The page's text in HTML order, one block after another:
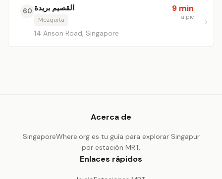
60 القصيم بريدة
Mezquita
14 Anson Road, Singapore
9 min
a pie
Acerca de
SingaporeWhere.org es tu guía para explorar Singapur
por estación MRT.
Enlaces rápidos